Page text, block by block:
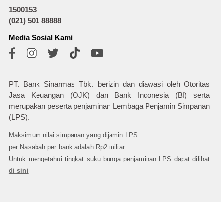
1500153
(021) 501 88888
Media Sosial Kami
PT. Bank Sinarmas Tbk. berizin dan diawasi oleh Otoritas
Jasa Keuangan (OJK) dan Bank Indonesia (BI) serta
merupakan peserta penjaminan Lembaga Penjamin Simpanan
(LPS).
Maksimum nilai simpanan yang dijamin LPS
per Nasabah per bank adalah Rp2 miliar.
Untuk mengetahui tingkat suku bunga penjaminan LPS dapat dilihat
di sini